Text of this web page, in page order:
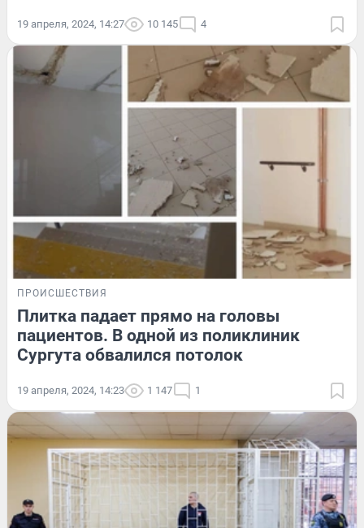
19 апреля, 2024, 14:27 10 145 4
ПРОИСШЕСТВИЯ
Плитка падает прямо на головы
пациентов. В одной из поликлиник
Сургута обвалился потолок
19 апреля, 2024, 14:23 1 147 1